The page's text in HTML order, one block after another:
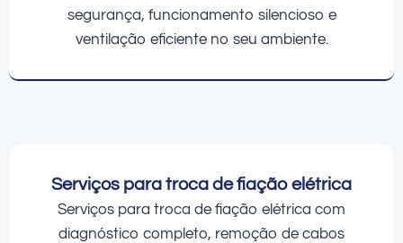
segurança, funcionamento silencioso e
ventilação eficiente no seu ambiente.
Serviços para troca de fiação elétrica
Serviços para troca de fiação elétrica com
diagnóstico completo, remoção de cabos